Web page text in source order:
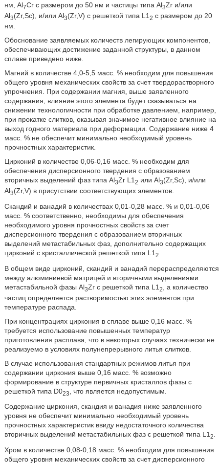
нм, Al7Cr с размером до 50 нм и частицы типа Al3Zr и/или
Al3(Zr,Sc), и/или Al3(Zr,V) с решеткой типа L1 2 с размером до 20
нм.
Обоснование заявляемых количеств легирующих компонентов,
обеспечивающих достижение заданной структуры, в данном
сплаве приведено ниже.
Магний в количестве 4,0-5,5 масс. % необходим для повышения
общего уровня механических свойств за счет твердорастворного
упрочнения. При содержании магния, выше заявленного
содержания, влияние этого элемента будет сказываться на
снижении технологичности при обработке давлением, например,
при прокатке слитков, оказывая значимое негативное влияние на
выход годного материала при деформации. Содержание ниже 4
масс. % не обеспечит минимально необходимый уровень
прочностных характеристик.
Цирконий в количестве 0,06-0,16 масс. % необходим для
обеспечения дисперсионного твердения с образованием
вторичных выделений фаз типа Al3Zr L12 или Al3(Zr,Sc), и/или
Al3(Zr,V) в присутствии соответствующих элементов.
Скандий и ванадий в количествах 0,01-0,28 масс. % и 0,01-0,06
масс. % соответственно, необходимы для обеспечения
необходимого уровня прочностных свойств за счет
дисперсионного твердения с образованием вторичных
выделений метастабильных фаз, дополнительно содержащих
цирконий с кристаллической решеткой типа L1 2
В общем виде цирконий, скандий и ванадий перераспределяются
между алюминиевой матрицей и вторичными выделениями
метастабильной фазы Al3Zr с решеткой типа L1 2
, а количество
частиц определяется растворимостью этих элементов при
температуре распада.
При концентрациях циркония в сплаве выше 0,16 масс. %
требуется использование повышенных температур
приготовления расплава, что в некоторых случаях технически не
реализуемо в условиях полунепрерывного литья слитков.
В случае использования стандартных режимов литья при
содержании циркония выше 0,16 масс. % возможно
формирование в структуре первичных кристаллов фазы c
решеткой типа D023
, что является недопустимым.
Содержание циркония, скандия и ванадия ниже заявленного
уровня не обеспечит минимально необходимый уровень
прочностных характеристик ввиду недостаточного количества
вторичных выделений метастабильных фаз с решеткой типа L12.
Хром в количестве 0,08-0,18 масс. % необходим для повышения
общего уровня механических свойств за счет дисперсионного